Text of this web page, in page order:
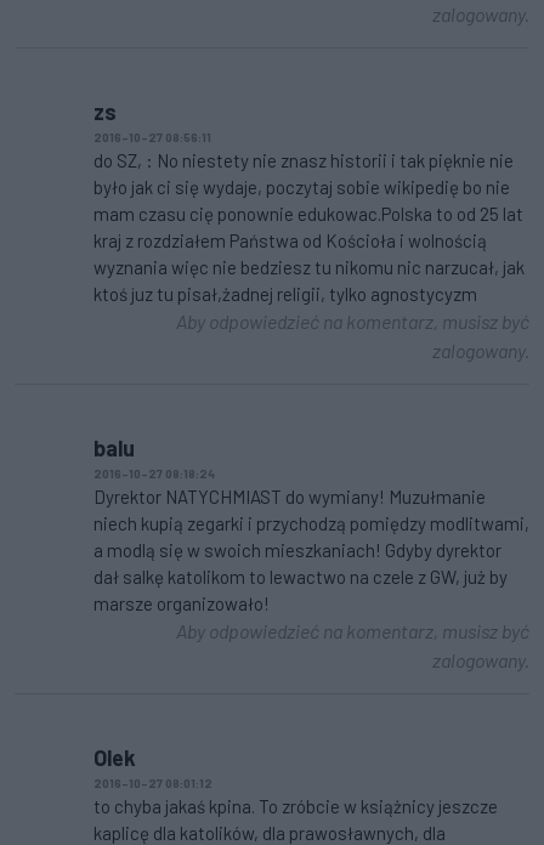
zalogowany.
zs
2016-10-27 08:56:11
do SZ, : No niestety nie znasz historii i tak pięknie nie
było jak ci się wydaje, poczytaj sobie wikipedię bo nie
mam czasu cię ponownie edukowac.Polska to od 25 lat
kraj z rozdziałem Państwa od Kościoła i wolnością
wyznania więc nie bedziesz tu nikomu nic narzucał, jak
ktoś juz tu pisał,żadnej religii, tylko agnostycyzm
Aby odpowiedzieć na komentarz, musisz być
zalogowany.
balu
2016-10-27 08:18:24
Dyrektor NATYCHMIAST do wymiany! Muzułmanie
niech kupią zegarki i przychodzą pomiędzy modlitwami,
a modlą się w swoich mieszkaniach! Gdyby dyrektor
dał salkę katolikom to lewactwo na czele z GW, już by
marsze organizowało!
Aby odpowiedzieć na komentarz, musisz być
zalogowany.
Olek
2016-10-27 08:01:12
to chyba jakaś kpina. To zróbcie w książnicy jeszcze
kaplicę dla katolików, dla prawosławnych, dla